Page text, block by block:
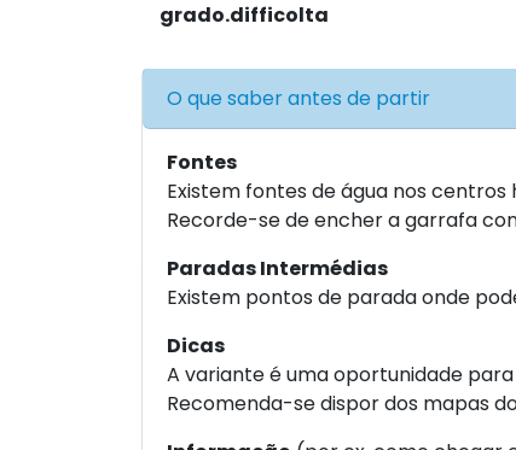
grado.difficolta
O que saber antes de partir
Fontes
Existem fontes de água nos centros
Recorde-se de encher a garrafa
Paradas Intermédias
Existem pontos de parada onde
Dicas
A variante é uma oportunidade
Recomenda-se dispor dos mapas